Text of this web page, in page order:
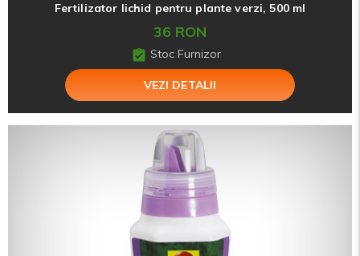
Fertilizator lichid pentru plante verzi, 500 ml
36 RON
Stoc Furnizor
VEZI DETALII